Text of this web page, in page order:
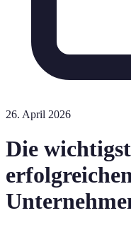
26. April 2026
Die